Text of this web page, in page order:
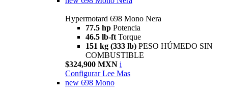
Hypermotard 698 Mono Nera
77.5 hp Potencia
46.5 lb-ft Torque
151 kg (333 lb) PESO HÚMEDO SIN
COMBUSTIBLE
$324,900 MXN i
Configurar Lee Mas
new 698 Mono